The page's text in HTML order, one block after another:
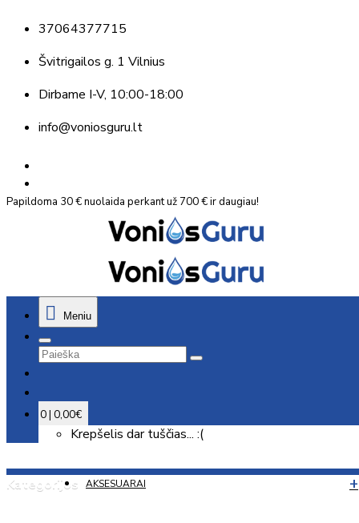
37064377715
Švitrigailos g. 1 Vilnius
Dirbame I-V, 10:00-18:00
info@voniosguru.lt
Papildoma 30 € nuolaida perkant už 700 € ir daugiau!
Meniu
0 | 0,00€
Krepšelis dar tuščias... :(
Kategorijos AKSESUARAI